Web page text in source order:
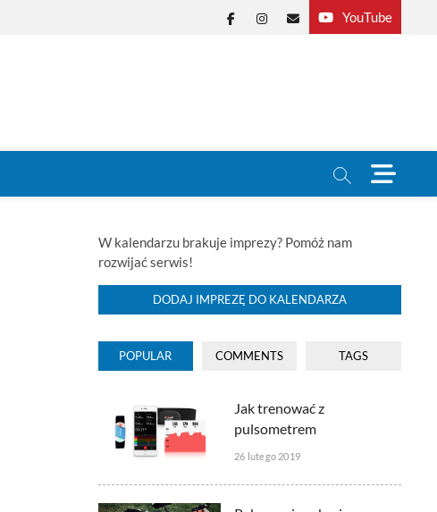
YouTube
Facebook
Instagram
E-
M
e
n
o
W kalendarzu brakuje imprezy? Pomóż nam
rozwijać serwis!
DODAJ IMPREZĘ DO KALENDARZA
POPULAR COMMENTS TAGS
Jak trenować z
pulsometrem
26 lutego 2019